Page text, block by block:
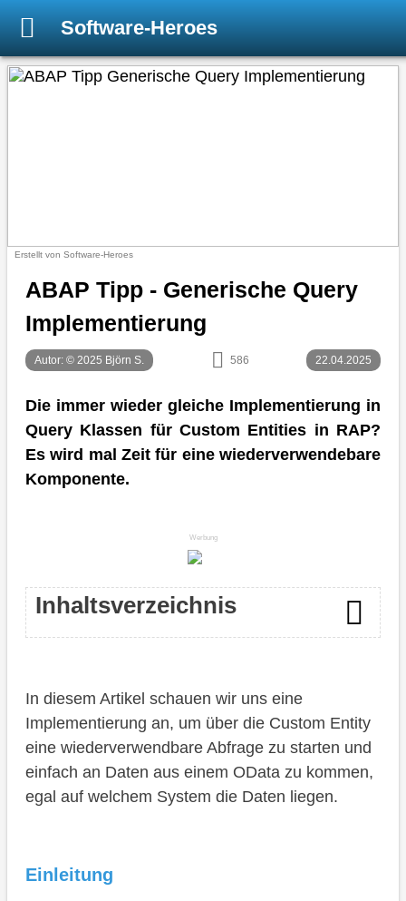
Software-Heroes
Erstellt von Software-Heroes
ABAP Tipp - Generische Query
Implementierung
Autor: © 2025 Björn S. 586 22.04.2025
Die immer wieder gleiche Implementierung in
Query Klassen für Custom Entities in RAP?
Es wird mal Zeit für eine wiederverwendebare
Komponente.
Werbung
Inhaltsverzeichnis
Query
Konzept
Architektur
Implementierung
In diesem Artikel schauen wir uns eine
Implementierung an, um über die Custom Entity
eine wiederverwendbare Abfrage zu starten und
einfach an Daten aus einem OData zu kommen,
egal auf welchem System die Daten liegen.
Einleitung